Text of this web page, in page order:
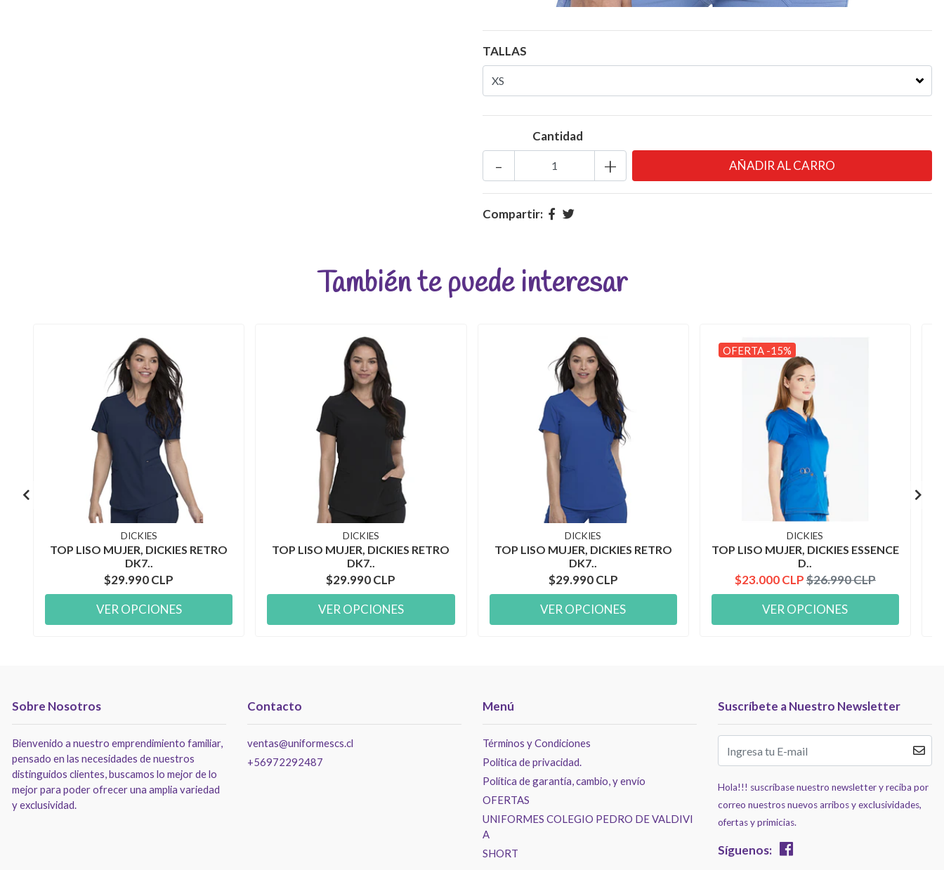
TALLAS
Cantidad
+
-
Compartir:
También te puede interesar
DICKIES
TOP LISO MUJER, DICKIES RETRO
DK7..
$29.990 CLP
VER OPCIONES
DICKIES
TOP LISO MUJER, DICKIES RETRO
DK7..
$29.990 CLP
VER OPCIONES
DICKIES
TOP LISO MUJER, DICKIES RETRO
DK7..
$29.990 CLP
VER OPCIONES
OFERTA -15%
DICKIES
TOP LISO MUJER, DICKIES ESSENCE
D..
$23.000 CLP$26.990 CLP
VER OPCIONES
Sobre Nosotros
Bienvenido a nuestro emprendimiento familiar,
pensado en las necesidades de nuestros
distinguidos clientes, buscamos lo mejor de lo
mejor para poder ofrecer una amplia variedad
y exclusividad.
Contacto
ventas@uniformescs.cl
+56972292487
Menú
Términos y Condiciones
Politica de privacidad.
Política de garantía, cambio, y envío
OFERTAS
UNIFORMES COLEGIO PEDRO DE VALDIVI
A
SHORT
Suscríbete a Nuestro Newsletter
Hola!!! suscríbase nuestro newsletter y reciba por
correo nuestros nuevos arribos y exclusividades,
ofertas y primicias.
Síguenos: